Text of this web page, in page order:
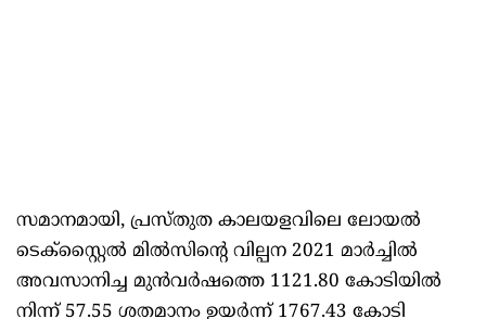
സമാനമായി, പ്രസ്തുത കാലയളവിലെ ലോയൽ
ടെക്സ്റ്റൈൽ മിൽസിന്റെ വില്പന 2021 മാർച്ചിൽ
അവസാനിച്ച മുൻവർഷത്തെ 1121.80 കോടിയിൽ
നിന്ന് 57.55 ശതമാനം ഉയർന്ന് 1767.43 കോടി